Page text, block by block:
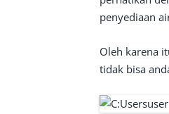
penyediaan
Oleh karena
tidak bisa